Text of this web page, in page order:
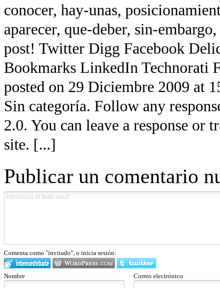
conocer, hay-unas,
aparecer, que-deber, sin-
post! Twitter Digg Facebook
Bookmarks LinkedIn Technorati
posted on 29 Diciembre 2009 at
Sin categoría. Follow any
2.0. You can leave a response or
site. [...]
Publicar un comentario
Comenta como "invitado", o inicia sesión:
Nombre Correo electrónico